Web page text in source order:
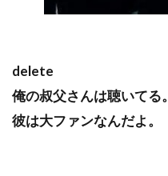
delete
俺の叔父さんは聴いてる。
彼は大ファンなんだよ。